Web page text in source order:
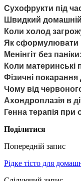
Сухофрукти під
Швидкий домашній
Коли холод
Як сформулювати
Менінгіт без
Коли материнські
Фізичні
Чому від
Ахондроплазія в
Генна терапія при
Поділитися
Попередній запис
Рідке тісто для